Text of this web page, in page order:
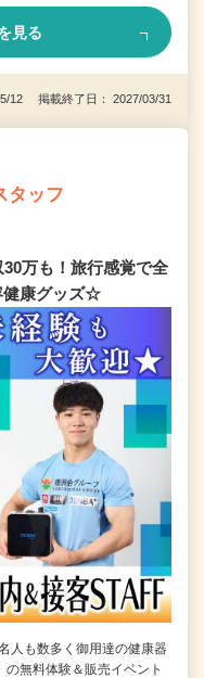
見る
12 掲載終了日： 2027/03/31
タッフ
万も！旅行感覚で全
健康グッズ☆
人も数多く御用達の健康器
無料体験＆販売イベント